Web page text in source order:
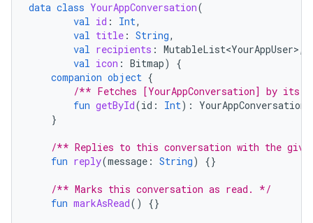
data class YourAppConversation(
val id : Int,
val title : String,
val recipients : MutableList<YourAppUser>,
val icon : Bitmap)
{
companion object {
/** Fetches [YourAppConversation] by
fun getById(id : Int): YourAppConversation
}
/** Replies to this conversation with the
fun reply(message : String) {}
/** Marks this conversation as read. */
fun markAsRead() {}